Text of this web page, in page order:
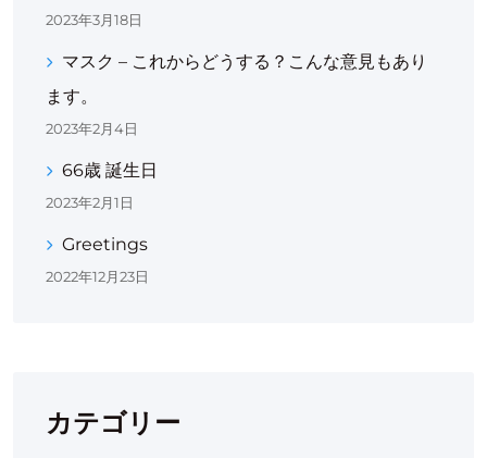
2023年3月18日
マスク – これからどうする？こんな意見もあり
ます。
2023年2月4日
66歳 誕生日
2023年2月1日
Greetings
2022年12月23日
カテゴリー